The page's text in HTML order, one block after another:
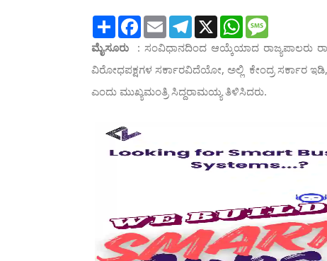
ShareFacebook
Email Telegram
X WhatsApp
ಮೈಸೂರು : ಸಂವಿಧಾನದಿಂದ ಆಯ್ಕೆಯಾದ ರಾಜ್ಯಪಾಲರು
ವಿರೋಧಪಕ್ಷಗಳ ಸರ್ಕಾರವಿದೆಯೋ, ಅಲ್ಲಿ ಕೇಂದ್ರ ಸರ್ಕಾರ
ಎಂದು ಮುಖ್ಯಮಂತ್ರಿ ಸಿದ್ದರಾಮಯ್ಯ ತಿಳಿಸಿದರು.